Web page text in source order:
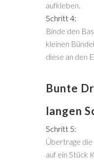
aufkleben.
Schritt 4:
Binde den
kleinen
diese an den
Bunte
langen
Schritt 5:
Übertrage
auf ein Stück